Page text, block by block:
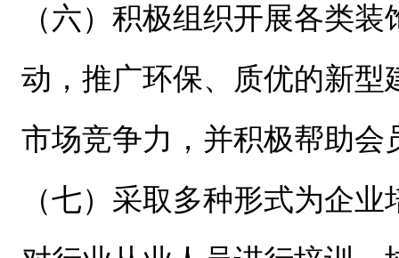
（六）积极组织开展各类
动，推广环保、质优的新
市场竞争力，并积极帮助会
（七）采取多种形式为企